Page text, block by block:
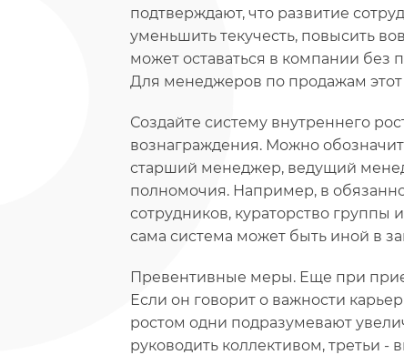
подтверждают, что развитие
уменьшить текучесть, повысить
может оставаться в компании без
Для менеджеров по продажам
Создайте систему внутреннего
вознаграждения. Можно
старший менеджер, ведущий
полномочия. Например, в
сотрудников, кураторство группы
сама система может быть иной в
Превентивные меры. Еще при
Если он говорит о важности
ростом одни подразумевают
руководить коллективом, третьи